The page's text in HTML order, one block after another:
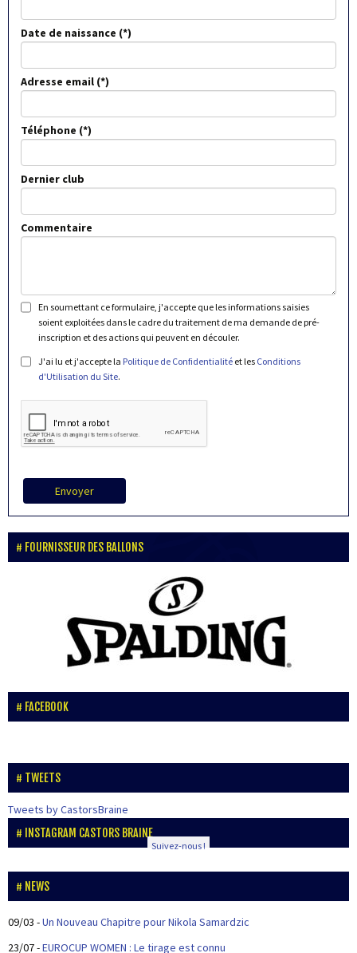
Date de naissance
Adresse email
Téléphone
Dernier club
Commentaire
En soumettant ce formulaire, j'accepte que les informations saisies
soient exploitées dans le cadre du traitement de ma demande de pré-
inscription et des actions qui peuvent en découler.
J'ai lu et j'accepte la Politique de Confidentialité et les Conditions
d'Utilisation du Site.
Envoyer
FOURNISSEUR DES BALLONS
FACEBOOK
TWEETS
Tweets by CastorsBraine
INSTAGRAM CASTORS BRAINE
Suivez-nous !
NEWS
09/03 -Un Nouveau Chapitre pour Nikola Samardzic
23/07-EUROCUP WOMEN : Le tirage est connu